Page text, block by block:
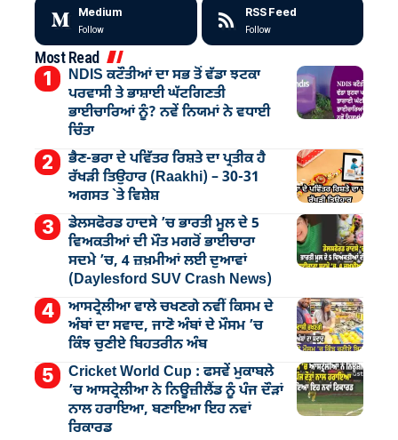
Medium
Follow
RSS Feed
Follow
Most Read
NDIS ਕਟੌਤੀਆਂ ਦਾ ਸਭ ਤੋਂ ਵੱਡਾ ਝਟਕਾ
ਪਰਵਾਸੀ ਤੇ ਭਾਸ਼ਾਈ ਘੱਟਗਿਣਤੀ
ਭਾਈਚਾਰਿਆਂ ਨੂੰ? ਨਵੇਂ ਨਿਯਮਾਂ ਨੇ ਵਧਾਈ
ਚਿੰਤਾ
ਭੈਣ-ਭਰਾ ਦੇ ਪਵਿੱਤਰ ਰਿਸ਼ਤੇ ਦਾ ਪ੍ਰਤੀਕ ਹੈ
ਰੱਖੜੀ ਤਿਉਹਾਰ (Raakhi) – 30-31
ਅਗਸਤ `ਤੇ ਵਿਸ਼ੇਸ਼
ਡੇਲਸਫੋਰਡ ਹਾਦਸੇ ’ਚ ਭਾਰਤੀ ਮੂਲ ਦੇ 5
ਵਿਅਕਤੀਆਂ ਦੀ ਮੌਤ ਮਗਰੋਂ ਭਾਈਚਾਰਾ
ਸਦਮੇ ’ਚ, 4 ਜ਼ਖ਼ਮੀਆਂ ਲਈ ਦੁਆਵਾਂ
(Daylesford SUV Crash News)
ਆਸਟ੍ਰੇਲੀਆ ਵਾਲੇ ਚਖਣਗੇ ਨਵੀਂ ਕਿਸਮ ਦੇ
ਅੰਬਾਂ ਦਾ ਸਵਾਦ, ਜਾਣੋ ਅੰਬਾਂ ਦੇ ਮੌਸਮ ’ਚ
ਕਿੰਝ ਚੁਣੀਏ ਬਿਹਤਰੀਨ ਅੰਬ
Cricket World Cup : ਫਸਵੇਂ ਮੁਕਾਬਲੇ
’ਚ ਆਸਟ੍ਰੇਲੀਆ ਨੇ ਨਿਊਜ਼ੀਲੈਂਡ ਨੂੰ ਪੰਜ ਦੌੜਾਂ
ਨਾਲ ਹਰਾਇਆ, ਬਣਾਇਆ ਇਹ ਨਵਾਂ
ਰਿਕਾਰਡ